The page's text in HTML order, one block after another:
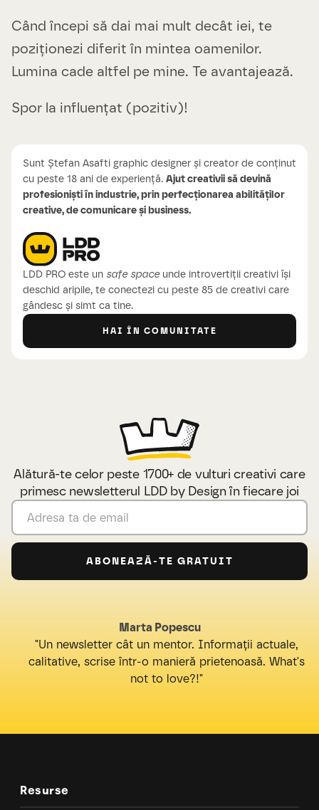
Când începi să dai mai mult decât iei, te
poziționezi diferit în mintea oamenilor.
Lumina cade altfel pe mine. Te avantajează.
Spor la influențat (pozitiv)!
Sunt Ștefan Asafti graphic designer și creator de conținut
cu peste 18 ani de experiență. Ajut creativii să devină
profesioniști în industrie, prin perfecționarea abilităților
creative, de comunicare și business.
LDD PRO este un safe spaceunde introvertiții creativi își
deschid aripile, te conectezi cu peste 85 de creativi care
gândesc și simt ca tine.
HAI ÎN COMUNITATE
Alătură-te celor peste 1700+ de vulturi creativi care
primesc newsletterul LDD by Design în fiecare joi
Marta Popescu
"Un newsletter cât un mentor. Informații actuale,
calitative, scrise într-o manieră prietenoasă. What's
not to love?!"
Resurse